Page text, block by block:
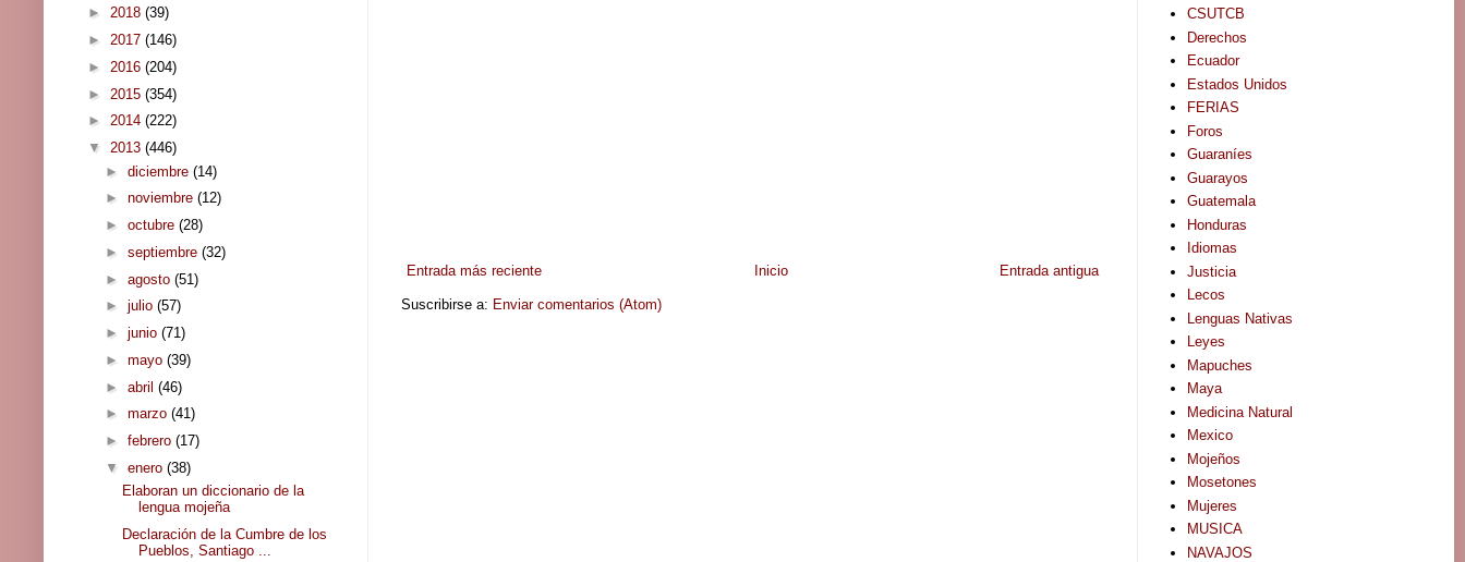
Entrada más reciente Entrada antigua
Inicio
Suscribirse a: Enviar comentarios (Atom)
► 2018 (39)
► 2017 (146)
► 2016 (204)
► 2015 (354)
► 2014 (222)
▼ 2013 (446)
► diciembre (14)
► noviembre (12)
► octubre (28)
► septiembre (32)
► agosto (51)
► julio (57)
► junio (71)
► mayo (39)
► abril (46)
► marzo (41)
► febrero (17)
▼ enero (38)
Elaboran un diccionario de la
lengua mojeña
Declaración de la Cumbre de los
Pueblos, Santiago ...
CSUTCB
Derechos
Ecuador
Estados Unidos
FERIAS
Foros
Guaraníes
Guarayos
Guatemala
Honduras
Idiomas
Justicia
Lecos
Lenguas Nativas
Leyes
Mapuches
Maya
Medicina Natural
Mexico
Mojeños
Mosetones
Mujeres
MUSICA
NAVAJOS